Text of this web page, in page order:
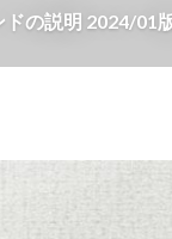
の説明 2024/01